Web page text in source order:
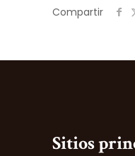
Compartir
Sitios